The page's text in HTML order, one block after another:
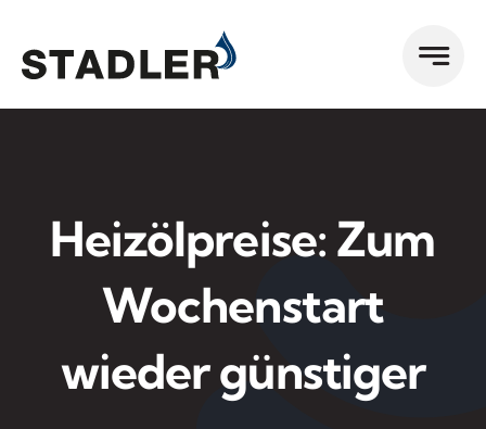
Inhalt
springen
Heizölpreise: Zum
Wochenstart
wieder günstiger